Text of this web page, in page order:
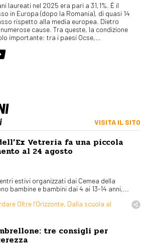
laureati nel 2025 era pari a 31,1%. È il
in Europa (dopo la Romania), di quasi 14
rispetto alla media europea. Dietro
cause. Tra queste, la condizione
importante: tra i paesi Ocse,…
VISITA IL SITO
Vetreria fa una piccola
al 24 agosto
estivi organizzati dai Cemea della
bambine e bambini dai 4 ai 13-14 anni,...
Oltre l’Orizzonte, Dalla scuola al
tre consigli per